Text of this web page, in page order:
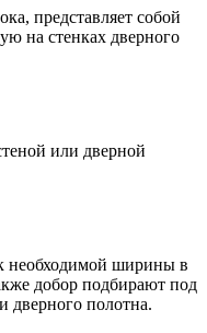
представляет собой
на стенках дверного
или дверной
необходимой ширины в
добор подбирают под
дверного полотна.